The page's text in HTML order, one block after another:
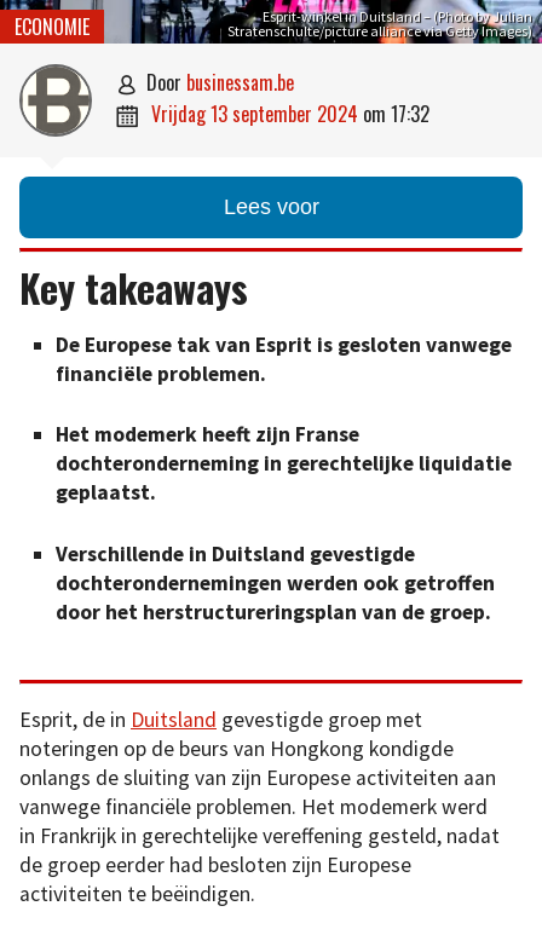
Esprit-winkel in Duitsland – (Photo by Julian
Stratenschulte/picture alliance via Getty Images)
ECONOMIE
 door businessam.be
 vrijdag 13 september 2024 om 17:32
Lees voor
Key takeaways
De Europese tak van Esprit is gesloten vanwege
financiële problemen.
Het modemerk heeft zijn Franse
dochteronderneming in gerechtelijke liquidatie
geplaatst.
Verschillende in Duitsland gevestigde
dochterondernemingen werden ook getroffen
door het herstructureringsplan van de groep.
Esprit, de in Duitsland gevestigde groep met
noteringen op de beurs van Hongkong kondigde
onlangs de sluiting van zijn Europese activiteiten aan
vanwege financiële problemen. Het modemerk werd
in Frankrijk in gerechtelijke vereffening gesteld, nadat
de groep eerder had besloten zijn Europese
activiteiten te beëindigen.